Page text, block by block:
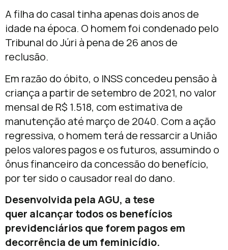
A filha do casal tinha apenas dois anos de
idade na época. O homem foi condenado pelo
Tribunal do Júri à pena de 26 anos de
reclusão.
Em razão do óbito, o INSS concedeu pensão à
criança a partir de setembro de 2021, no valor
mensal de R$ 1.518, com estimativa de
manutenção até março de 2040. Com a ação
regressiva, o homem terá de ressarcir a União
pelos valores pagos e os futuros, assumindo o
ônus financeiro da concessão do benefício,
por ter sido o causador real do dano.
Desenvolvida pela AGU, a tese
quer alcançar todos os benefícios
previdenciários que forem pagos em
decorrência de um feminicídio.